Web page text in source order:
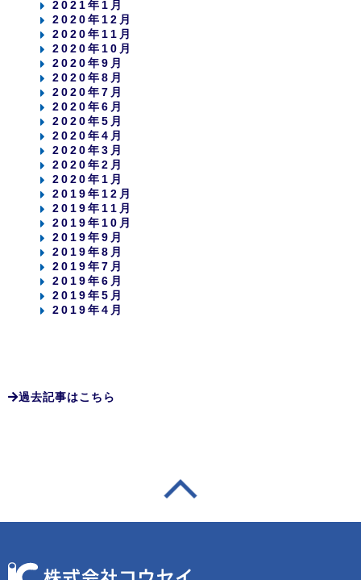
2021年1月
2020年12月
2020年11月
2020年10月
2020年9月
2020年8月
2020年7月
2020年6月
2020年5月
2020年4月
2020年3月
2020年2月
2020年1月
2019年12月
2019年11月
2019年10月
2019年9月
2019年8月
2019年7月
2019年6月
2019年5月
2019年4月
過去記事はこちら